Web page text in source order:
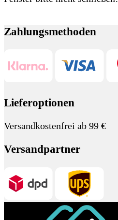
Zahlungsmethoden
Lieferoptionen
Versandkostenfrei ab 99 €
Versandpartner